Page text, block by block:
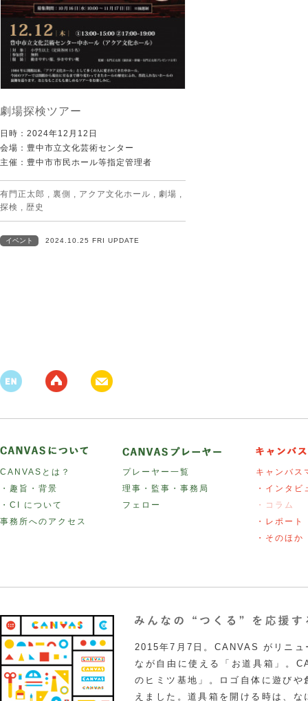
劇場探検ツアー
日時：2024年12月12日
会場：豊中市立文化芸術センター
主催：豊中市市民ホール等指定管理者
有門正太郎 , 裏側 , アクア文化ホール , 劇場 ,
探検 , 歴史
イベント 2024.10.25 FRI UPDATE
CANVASとは？
・趣旨・背景
・CI について
事務所へのアクセス
プレーヤー一覧
理事・監事・事務局
フェロー
キャンバス
・インタビ
・コラム
・レポート
・そのほか
2015年7月7日。CANVAS がリニュ
なが自由に使える「お道具箱」。
のヒミツ基地」。ロゴ自体に遊び
えました。道具箱を開ける時は、